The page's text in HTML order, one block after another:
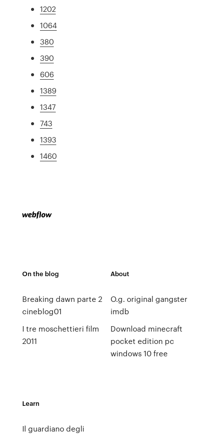
1202
1064
380
390
606
1389
1347
743
1393
1460
On the blog
Breaking dawn parte 2
cineblog01
I tre moschettieri film
2011
About
O.g. original gangster
imdb
Download minecraft
pocket edition pc
windows 10 free
Learn
Il guardiano degli